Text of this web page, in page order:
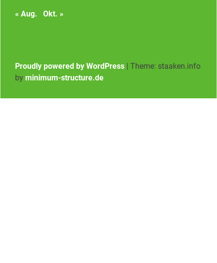
« Aug. Okt. »
Proudly powered by WordPress | Theme: staaken.info
by minimum-structure.de